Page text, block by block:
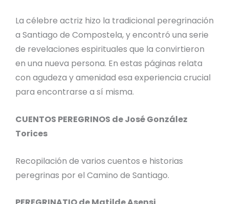
La célebre actriz hizo la tradicional peregrinación
a Santiago de Compostela, y encontró una serie
de revelaciones espirituales que la convirtieron
en una nueva persona. En estas páginas relata
con agudeza y amenidad esa experiencia crucial
para encontrarse a sí misma.
CUENTOS PEREGRINOS de José González
Torices
Recopilación de varios cuentos e historias
peregrinas por el Camino de Santiago.